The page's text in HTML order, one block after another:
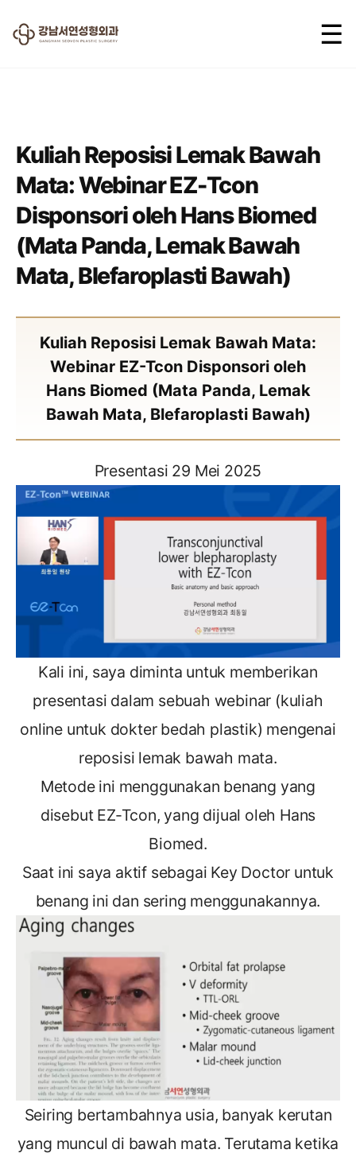
☰
Kuliah Reposisi Lemak Bawah
Mata: Webinar EZ-Tcon
Disponsori oleh Hans Biomed
(Mata Panda, Lemak Bawah
Mata, Blefaroplasti Bawah)
Kuliah Reposisi Lemak Bawah Mata:
Webinar EZ-Tcon Disponsori oleh
Hans Biomed (Mata Panda, Lemak
Bawah Mata, Blefaroplasti Bawah)
Presentasi 29 Mei 2025
Kali ini, saya diminta untuk memberikan
presentasi dalam sebuah webinar (kuliah
online untuk dokter bedah plastik) mengenai
reposisi lemak bawah mata.
Metode ini menggunakan benang yang
disebut EZ-Tcon, yang dijual oleh Hans
Biomed.
Saat ini saya aktif sebagai Key Doctor untuk
benang ini dan sering menggunakannya.
Seiring bertambahnya usia, banyak kerutan
yang muncul di bawah mata. Terutama ketika